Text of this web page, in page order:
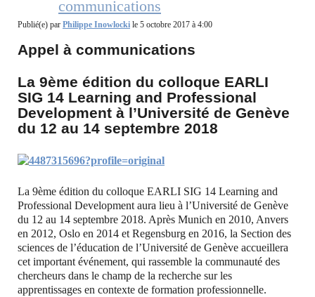
communications
Publié(e) par Philippe Inowlocki le 5 octobre 2017 à 4:00
Appel à communications
La 9ème édition du colloque EARLI
SIG 14 Learning and Professional
Development à l’Université de Genève
du 12 au 14 septembre 2018
La 9ème édition du colloque EARLI SIG 14 Learning and
Professional Development aura lieu à l’Université de Genève
du 12 au 14 septembre 2018. Après Munich en 2010, Anvers
en 2012, Oslo en 2014 et Regensburg en 2016, la Section des
sciences de l’éducation de l’Université de Genève accueillera
cet important événement, qui rassemble la communauté des
chercheurs dans le champ de la recherche sur les
apprentissages en contexte de formation professionnelle.